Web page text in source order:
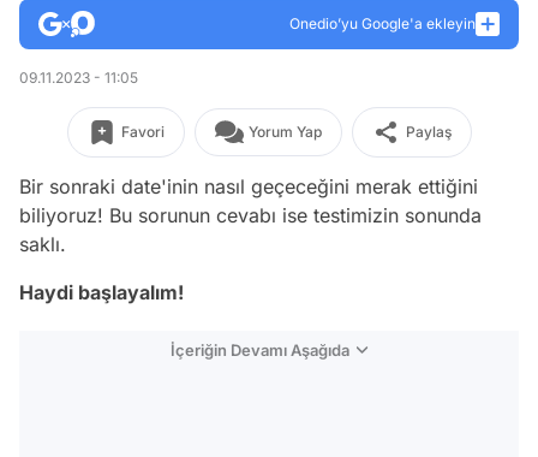
Onedio’yu Google'a ekleyin
09.11.2023 - 11:05
Favori Yorum Yap Paylaş
Bir sonraki date'inin nasıl geçeceğini merak ettiğini
biliyoruz! Bu sorunun cevabı ise testimizin sonunda
saklı.
Haydi başlayalım!
İçeriğin Devamı Aşağıda